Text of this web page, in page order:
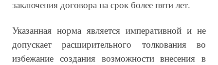
заключения договора на срок более пяти лет.
Указанная норма является императивной и не
допускает расширительного толкования во
избежание создания возможности внесения в